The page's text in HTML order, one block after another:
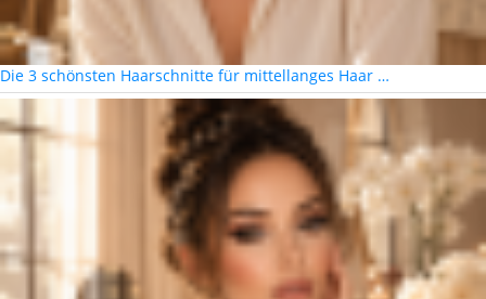
Die 3 schönsten Haarschnitte für mittellanges Haar …